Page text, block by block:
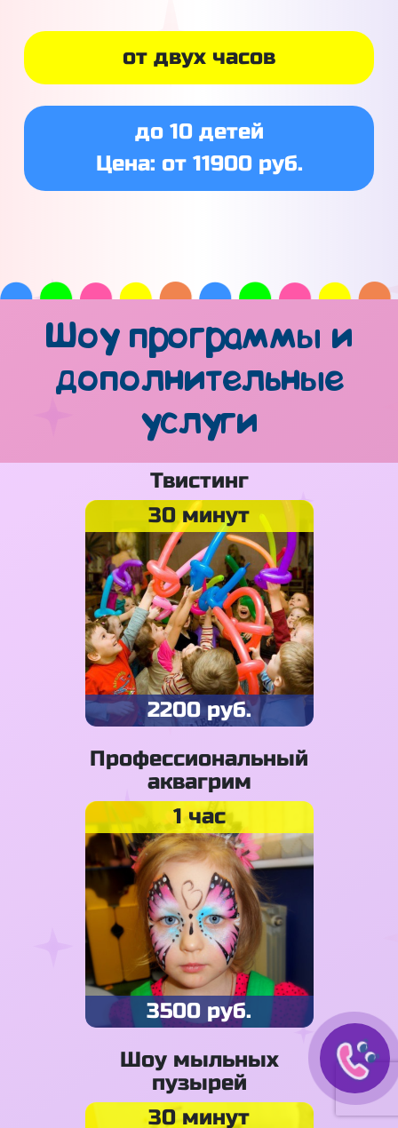
от двух часов
до 10 детей
Цена: от 11900 руб.
Шоу программы и
дополнительные
услуги
Твистинг
30 минут
2200 руб.
Профессиональный
аквагрим
1 час
3500 руб.
Шоу мыльных
пузырей
30 минут